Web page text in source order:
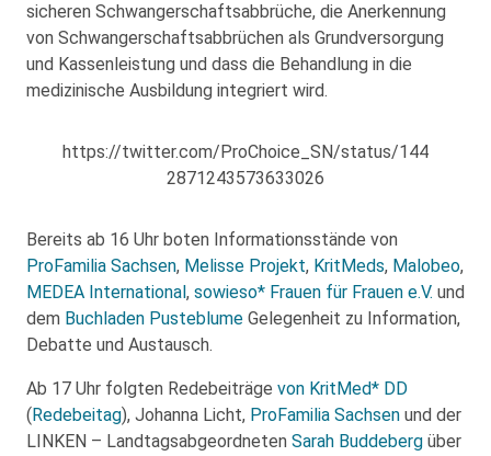
sicheren Schwangerschaftsabbrüche, die Anerkennung
von Schwangerschaftsabbrüchen als Grundversorgung
und Kassenleistung und dass die Behandlung in die
medizinische Ausbildung integriert wird.
https://twitter.com/ProChoice_SN/status/144
2871243573633026
Bereits ab 16 Uhr boten Informationsstände von
ProFamilia Sachsen, Melisse Projekt, KritMeds, Malobeo,
MEDEA International, sowieso* Frauen für Frauen e.V. und
dem Buchladen Pusteblume Gelegenheit zu Information,
Debatte und Austausch.
Ab 17 Uhr folgten Redebeiträge von KritMed* DD
(Redebeitag), Johanna Licht, ProFamilia Sachsen und der
LINKEN – Landtagsabgeordneten Sarah Buddeberg über